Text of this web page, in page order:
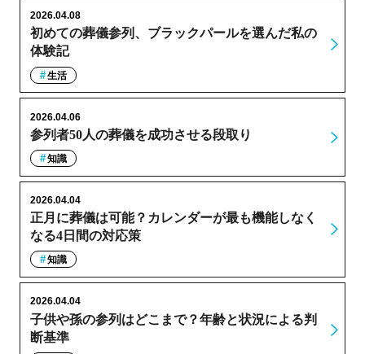
初めての葬儀参列、ブラックパールを選んだ私の
体験記
2026.04.08
生活
参列者50人の葬儀を成功させる段取り
2026.04.06
知識
正月に葬儀は可能？カレンダーが最も機能しなく
なる4日間の対応策
2026.04.04
知識
子供や孫の参列はどこまで？年齢と状況による判
断基準
2026.04.04